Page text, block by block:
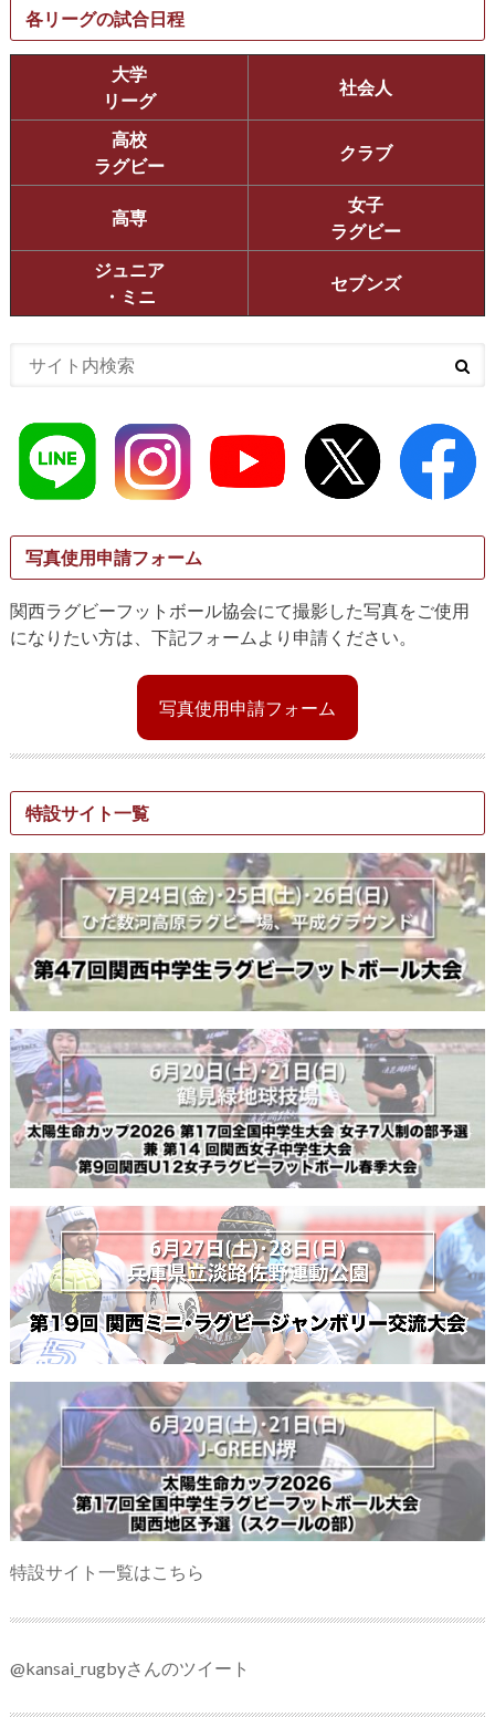
各リーグの試合日程
大学
リーグ
社会人
高校
ラグビー
クラブ
高専
女子
ラグビー
ジュニア
・ミニ
セブンズ
写真使用申請フォーム
関西ラグビーフットボール協会にて撮影した写真をご使用
になりたい方は、下記フォームより申請ください。
写真使用申請フォーム
特設サイト一覧
特設サイト一覧はこちら
@kansai_rugbyさんのツイート